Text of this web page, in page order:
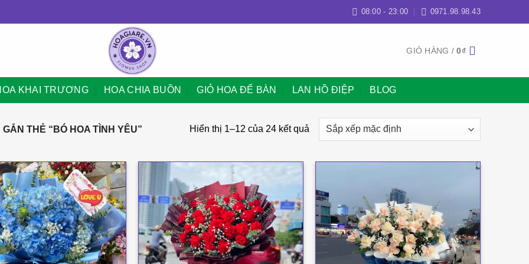
08:00 - 23:00 0971.98.98.43
GIỎ HÀNG /0₫
KHAI TRƯƠNG HOA CHIA BUỒN GIỎ HOA ĐỂ BÀN LAN HỒ ĐIỆP BLOG
THẺ “BÓ HOA TÌNH YÊU” Hiển thị 1–12 của 24 kết quả